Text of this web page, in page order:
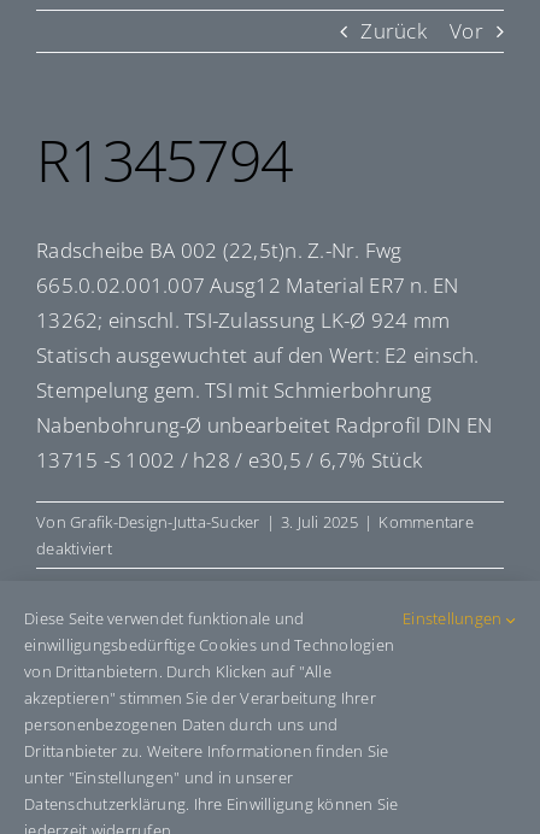
Zurück Vor
R1345794
Radscheibe BA 002 (22,5t)n. Z.-Nr. Fwg
665.0.02.001.007 Ausg12 Material ER7 n. EN
13262; einschl. TSI-Zulassung LK-Ø 924 mm
Statisch ausgewuchtet auf den Wert: E2 einsch.
Stempelung gem. TSI mit Schmierbohrung
Nabenbohrung-Ø unbearbeitet Radprofil DIN EN
13715 -S 1002 / h28 / e30,5 / 6,7% Stück
VonGrafik-Design-Jutta-Sucker | 3. Juli 2025 | Kommentare
deaktiviertfür
R1345794
Share This Story, Choose Your
Platform!
Facebook
X BlueskyRedditLinkedInWhatsApp
TelegramTumblr
Mail
Diese Seite verwendet funktionale und
einwilligungsbedürftige Cookies und Technologien
von Drittanbietern. Durch Klicken auf "Alle
akzeptieren" stimmen Sie der Verarbeitung Ihrer
personenbezogenen Daten durch uns und
Drittanbieter zu. Weitere Informationen finden Sie
unter "Einstellungen" und in unserer
Datenschutzerklärung. Ihre Einwilligung können Sie
Einstellungen